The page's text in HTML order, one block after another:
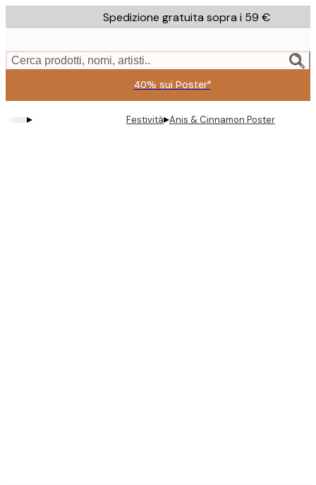
to
content.
Spedizione gratuita sopra i 59 €
Cerca prodotti, nomi, artisti..
40% sui Poster*
▸ Festività▸Anis & Cinnamon Poster